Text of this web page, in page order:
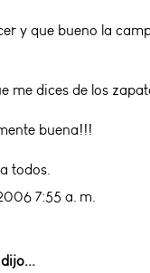
y que bueno la
me dices de los
buena!!!
todos.
7:55 a. m.
dijo...